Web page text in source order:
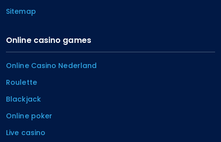
Sitemap
Online casino games
Online Casino Nederland
Roulette
Blackjack
Online poker
Live casino